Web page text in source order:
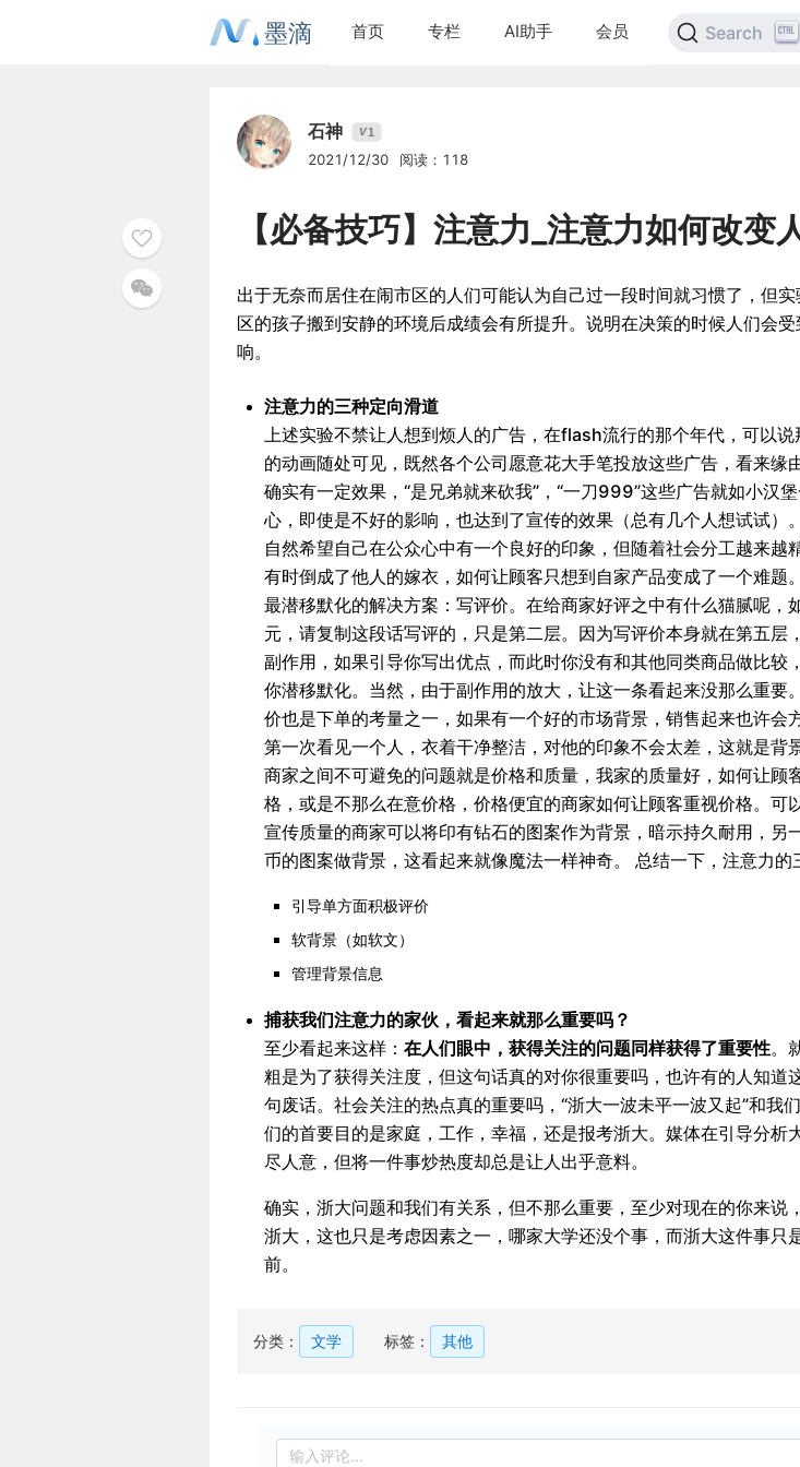
墨滴 首页 专栏 AI助手 会员 Search
石神 V1
2021/12/30 阅读：118
【必备技巧】注意力_注意力如何改变
出于无奈而居住在闹市区的人们可能认为自己过一段时间就习惯了，但
区的孩子搬到安静的环境后成绩会有所提升。说明在决策的时候人们会
响。
注意力的三种定向滑道
上述实验不禁让人想到烦人的广告，在flash流行的那个年代，可以
的动画随处可见，既然各个公司愿意花大手笔投放这些广告，看来缘
确实有一定效果，“是兄弟就来砍我”，“一刀999”这些广告就如小汉
心，即使是不好的影响，也达到了宣传的效果（总有几个人想试试）
自然希望自己在公众心中有一个良好的印象，但随着社会分工越来越
有时倒成了他人的嫁衣，如何让顾客只想到自家产品变成了一个难题
最潜移默化的解决方案：写评价。在给商家好评之中有什么猫腻呢，
元，请复制这段话写评的，只是第二层。因为写评价本身就在第五层
副作用，如果引导你写出优点，而此时你没有和其他同类商品做比较
你潜移默化。当然，由于副作用的放大，让这一条看起来没那么重要
价也是下单的考量之一，如果有一个好的市场背景，销售起来也许会
第一次看见一个人，衣着干净整洁，对他的印象不会太差，这就是背
商家之间不可避免的问题就是价格和质量，我家的质量好，如何让顾
格，或是不那么在意价格，价格便宜的商家如何让顾客重视价格。可
宣传质量的商家可以将印有钻石的图案作为背景，暗示持久耐用，另
币的图案做背景，这看起来就像魔法一样神奇。 总结一下，注意力的
引导单方面积极评价
软背景（如软文）
管理背景信息
捕获我们注意力的家伙，看起来就那么重要吗？
至少看起来这样： 在人们眼中，获得关注的问题同样获得了重要性。
粗是为了获得关注度，但这句话真的对你很重要吗，也许有的人知道
句废话。社会关注的热点真的重要吗，“浙大一波未平一波又起”和我
们的首要目的是家庭，工作，幸福，还是报考浙大。媒体在引导分析
尽人意，但将一件事炒热度却总是让人出乎意料。
确实，浙大问题和我们有关系，但不那么重要，至少对现在的你来说
浙大，这也只是考虑因素之一，哪家大学还没个事，而浙大这件事只
前。
分类： 文学 标签： 其他